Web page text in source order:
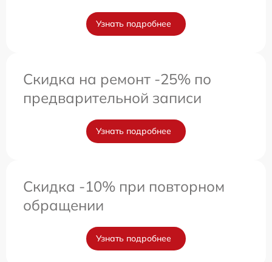
Узнать подробнее
Скидка на ремонт -25% по
предварительной записи
Узнать подробнее
Скидка -10% при повторном
обращении
Узнать подробнее